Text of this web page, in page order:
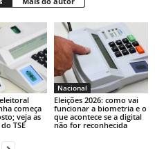
começa
veja as
TSE
Nacional
Eleições 2026: como vai
funcionar a biometria e o
que acontece se a digital
não for reconhecida